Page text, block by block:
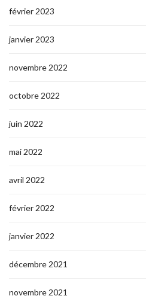
février 2023
janvier 2023
novembre 2022
octobre 2022
juin 2022
mai 2022
avril 2022
février 2022
janvier 2022
décembre 2021
novembre 2021